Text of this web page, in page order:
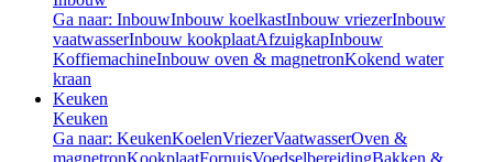
Ga naar: InbouwInbouw koelkastInbouw vriezerInbouw
vaatwasserInbouw kookplaatAfzuigkapInbouw
KoffiemachineInbouw oven & magnetronKokend water
kraan
Keuken
Keuken
Ga naar: KeukenKoelenVriezerVaatwasserOven &
magnetronKookplaatFornuisVoedselbereidingBakken &